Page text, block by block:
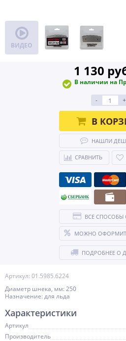
ВИДЕО
Артикул: 01.5985.6224
Диаметр шнека, мм: 250
Назначение: для льда
1 130
В наличии на
- +
В
НАШЛИ
СРАВНИТЬ
ВСЕ СПОСОБЫ
МОЖНО
ПОДРОБНЕЕ О
Характеристики
Артикул
Производитель